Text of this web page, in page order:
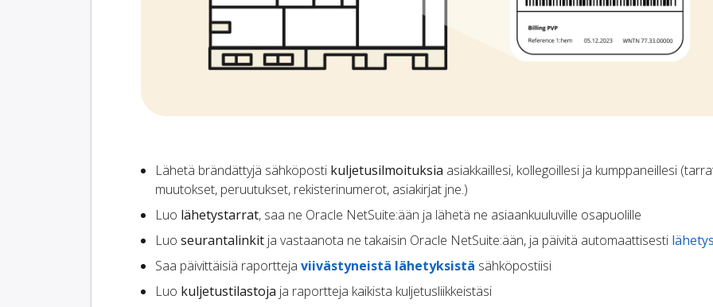
Lähetä brändättyjä sähköposti kuljetusilmoituksia asiakkaillesi, kollegoillesi ja kumppaneillesi
muutokset, peruutukset, rekisterinumerot, asiakirjat jne.)
Luo lähetystarrat, saa ne Oracle NetSuite:ään ja lähetä ne asiaankuuluville osapuolille
Luo seurantalinkit ja vastaanota ne takaisin Oracle NetSuite:ään, ja päivitä automaattisesti
Saa päivittäisiä raportteja viivästyneistä lähetyksistä sähköpostiisi
Luo kuljetustilastoja ja raportteja kaikista kuljetusliikkeistäsi